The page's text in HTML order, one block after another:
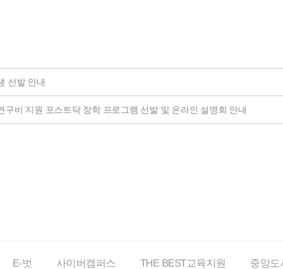
선발 안내
구비 지원 포스트닥 장학 프로그램 선발 및 온라인 설명회 안내
E-벗 사이버캠퍼스 THE BEST교육지원 중앙도